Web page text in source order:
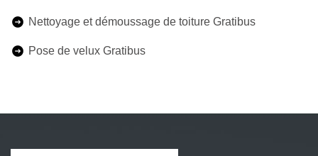
Nettoyage et démoussage de toiture Gratibus
Pose de velux Gratibus